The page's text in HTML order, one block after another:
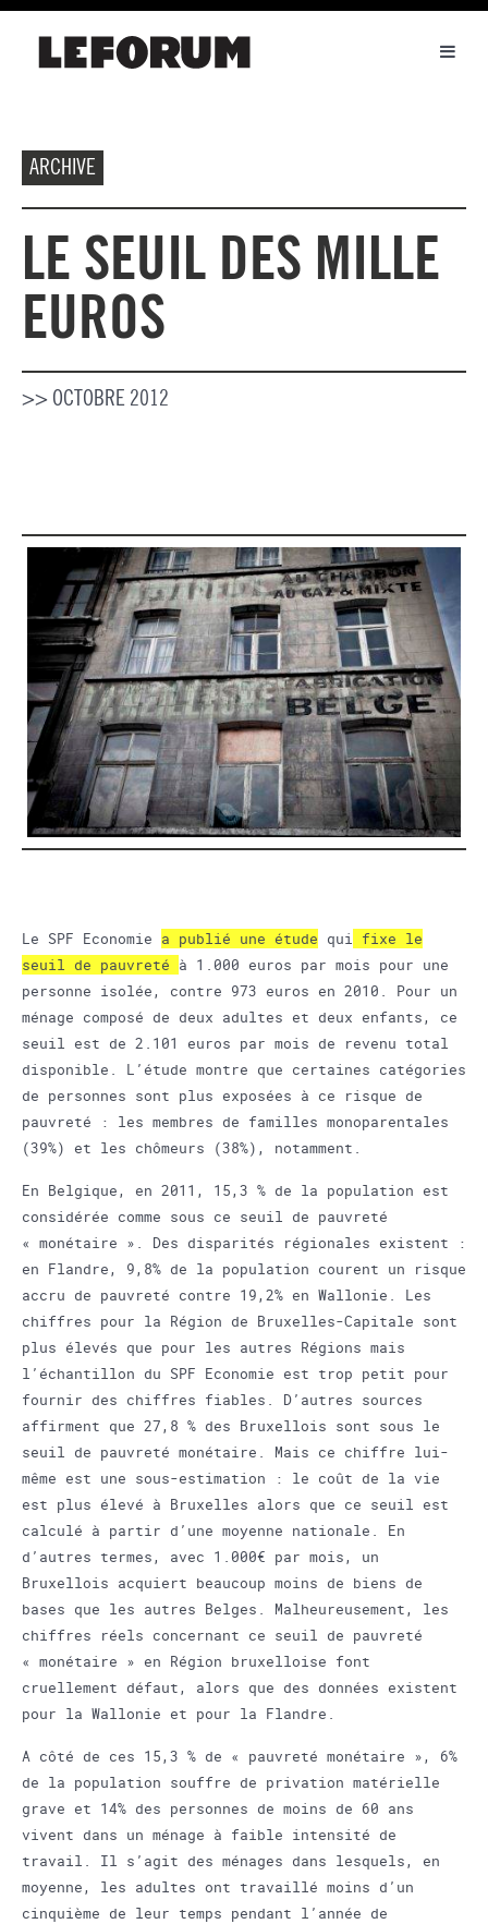
ARCHIVE
LE SEUIL DES MILLE
EUROS
>> OCTOBRE 2012
Le SPF Economie a publié une étude qui fixe le
seuil de pauvreté à 1.000 euros par mois pour une
personne isolée, contre 973 euros en 2010. Pour un
ménage composé de deux adultes et deux enfants, ce
seuil est de 2.101 euros par mois de revenu total
disponible. L’étude montre que certaines catégories
de personnes sont plus exposées à ce risque de
pauvreté : les membres de familles monoparentales
(39%) et les chômeurs (38%), notamment.
En Belgique, en 2011, 15,3 % de la population est
considérée comme sous ce seuil de pauvreté
« monétaire ». Des disparités régionales existent :
en Flandre, 9,8% de la population courent un risque
accru de pauvreté contre 19,2% en Wallonie. Les
chiffres pour la Région de Bruxelles-Capitale sont
plus élevés que pour les autres Régions mais
l’échantillon du SPF Economie est trop petit pour
fournir des chiffres fiables. D’autres sources
affirment que 27,8 % des Bruxellois sont sous le
seuil de pauvreté monétaire. Mais ce chiffre lui-
même est une sous-estimation : le coût de la vie
est plus élevé à Bruxelles alors que ce seuil est
calculé à partir d’une moyenne nationale. En
d’autres termes, avec 1.000€ par mois, un
Bruxellois acquiert beaucoup moins de biens de
bases que les autres Belges. Malheureusement, les
chiffres réels concernant ce seuil de pauvreté
« monétaire » en Région bruxelloise font
cruellement défaut, alors que des données existent
pour la Wallonie et pour la Flandre.
A côté de ces 15,3 % de « pauvreté monétaire », 6%
de la population souffre de privation matérielle
grave et 14% des personnes de moins de 60 ans
vivent dans un ménage à faible intensité de
travail. Il s’agit des ménages dans lesquels, en
moyenne, les adultes ont travaillé moins d’un
cinquième de leur temps pendant l’année de